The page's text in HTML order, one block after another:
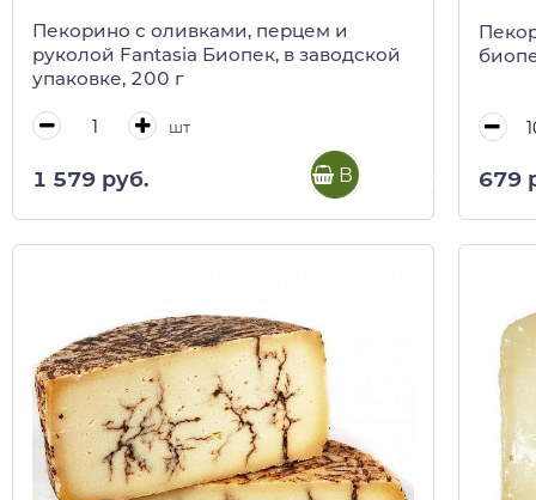
Пекорино с оливками, перцем и
руколой Fantasia Биопек, в заводской
упаковке, 200 г
шт
1 579 руб. В корзину 679